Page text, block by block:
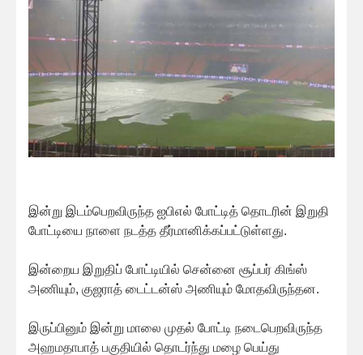
இன்று இடம்பெறவிருந்த ஐபிஎல் போட்டித் தொடரின் இறுதி
போட்டியை நாளை நடத்த தீர்மானிக்கப்பட்டுள்ளது.
இன்றைய இறுதிப் போட்டியில் சென்னை சூப்பர் கிங்ஸ்
அணியும், குஜராத் டைட்டன்ஸ் அணியும் மோதவிருந்தன.
இருப்பினும் இன்று மாலை முதல் போட்டி நடைபெறவிருந்த
அஹமதாபாத் பகுதியில் தொடர்ந்து மழை பெய்து